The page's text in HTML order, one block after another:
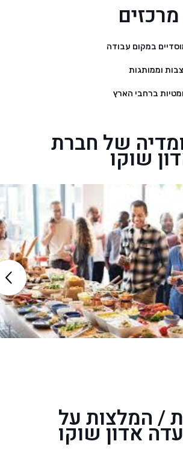
במקום עבודה
וממותגות
ברחבי הארץ
של חברת
שוקו
/ המלצות על
אדון שוקו